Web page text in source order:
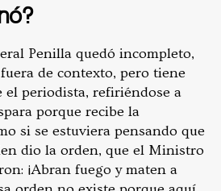
Penilla quedó incompleto,
de contexto, pero tiene
el periodista, refiriéndose a
porque recibe la
si se estuviera pensando que
dio la orden, que el Ministro
¡Abran fuego y maten a